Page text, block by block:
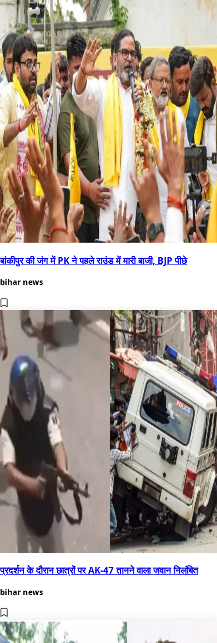
बांकीपुर की जंग में PK ने पहले राउंड में मारी बाजी, BJP पीछे
bihar news
प्रदर्शन के दौरान छात्रों पर AK-47 तानने वाला जवान निलंबित
bihar news